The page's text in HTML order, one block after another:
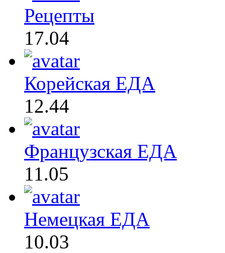
Рецепты
17.04
Корейская ЕДА
12.44
Французская ЕДА
11.05
Немецкая ЕДА
10.03